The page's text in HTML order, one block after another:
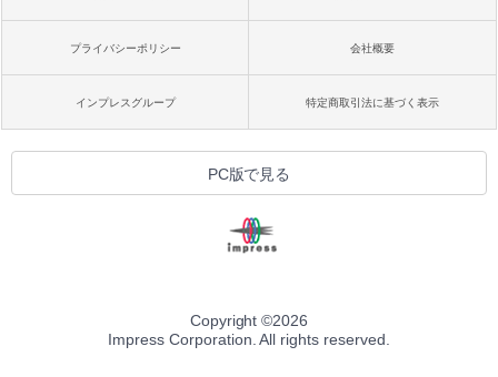
プライバシーポリシー 会社概要
インプレスグループ 特定商取引法に基づく表示
PC版で見る
Copyright ©2026
Impress Corporation. All rights reserved.